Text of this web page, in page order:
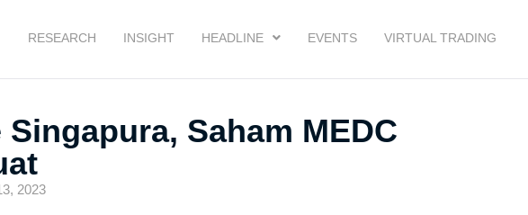
RESEARCH INSIGHT HEADLINE EVENTS VIRTUAL TRADING
Saham MEDC
2023